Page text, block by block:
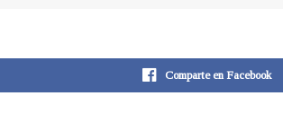
Comparte en Facebook